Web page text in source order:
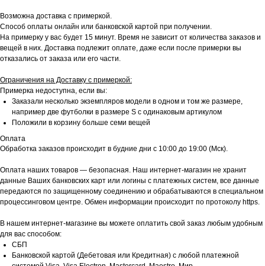
Возможна доставка с примеркой.
Способ оплаты онлайн или банковской картой при получении.
На примерку у вас будет 15 минут. Время не зависит от количества заказов и
вещей в них. Доставка подлежит оплате, даже если после примерки вы
отказались от заказа или его части.
Ограничения на Доставку с примеркой:
Примерка недоступна, если вы:
Заказали несколько экземпляров модели в одном и том же размере,
например две футболки в размере S с одинаковым артикулом
Положили в корзину больше семи вещей
Оплата
Обработка заказов происходит в будние дни с 10:00 до 19:00 (Мск).
Оплата наших товаров — безопасная. Наш интернет-магазин не хранит
данные Ваших банковских карт или логины с платежных систем, все данные
передаются по защищенному соединению и обрабатываются в специальном
процессинговом центре. Обмен информации происходит по протоколу https.
В нашем интернет-магазине вы можете оплатить свой заказ любым удобным
для вас способом:
СБП
Банковской картой (Дебетовая или Кредитная) с любой платежной